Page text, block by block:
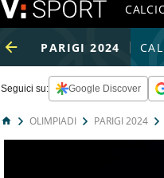
PARIGI 2024
Seguici su: Google Discover
OLIMPIADI PARIGI 2024